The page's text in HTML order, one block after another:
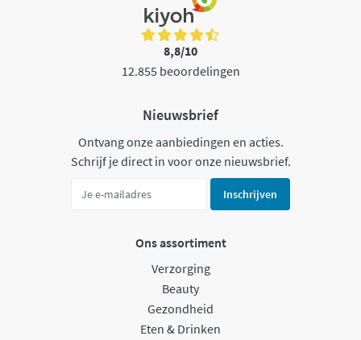
8,8/10
12.855 beoordelingen
Nieuwsbrief
Ontvang onze aanbiedingen en acties.
Schrijf je direct in voor onze nieuwsbrief.
Inschrijven
Ons assortiment
Verzorging
Beauty
Gezondheid
Eten & Drinken